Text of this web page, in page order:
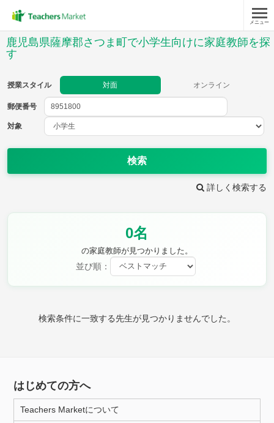
メニュー
鹿児島県薩摩郡さつま町で小学生向けに家庭教師を探
す
授業スタイル 対面 オンライン
郵便番号
対象
検索
詳しく検索する
0名
の家庭教師が見つかりました。
並び順：
検索条件に一致する先生が見つかりませんでした。
郵便番号
理科
保健・体育 図画工作 書写
時給：¥1,000 ～ ¥10,000
土曜日 日曜日
はじめての方へ
Teachers Marketについて